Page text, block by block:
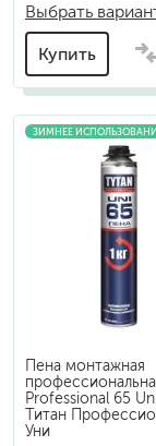
Выбрать
Купить
ЗИМНЕЕ
Пена монтажная
Professional 65
Титан
Уни